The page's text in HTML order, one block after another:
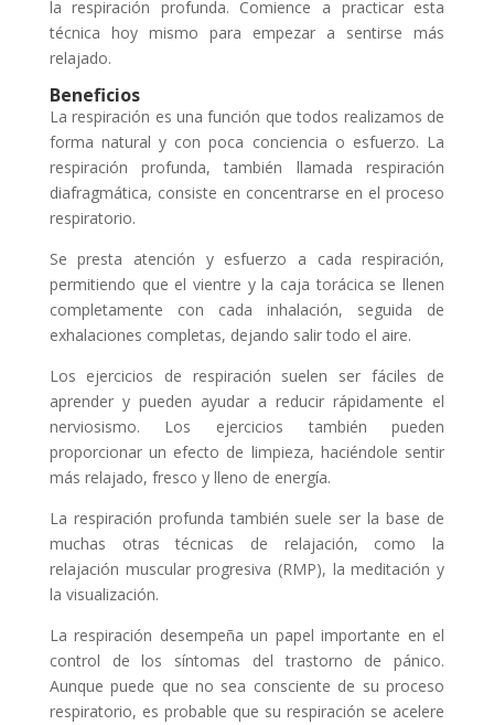
la respiración profunda. Comience a practicar esta
técnica hoy mismo para empezar a sentirse más
relajado.
Beneficios
La respiración es una función que todos realizamos de
forma natural y con poca conciencia o esfuerzo. La
respiración profunda, también llamada respiración
diafragmática, consiste en concentrarse en el proceso
respiratorio.
Se presta atención y esfuerzo a cada respiración,
permitiendo que el vientre y la caja torácica se llenen
completamente con cada inhalación, seguida de
exhalaciones completas, dejando salir todo el aire.
Los ejercicios de respiración suelen ser fáciles de
aprender y pueden ayudar a reducir rápidamente el
nerviosismo. Los ejercicios también pueden
proporcionar un efecto de limpieza, haciéndole sentir
más relajado, fresco y lleno de energía.
La respiración profunda también suele ser la base de
muchas otras técnicas de relajación, como la
relajación muscular progresiva (RMP), la meditación y
la visualización.
La respiración desempeña un papel importante en el
control de los síntomas del trastorno de pánico.
Aunque puede que no sea consciente de su proceso
respiratorio, es probable que su respiración se acelere